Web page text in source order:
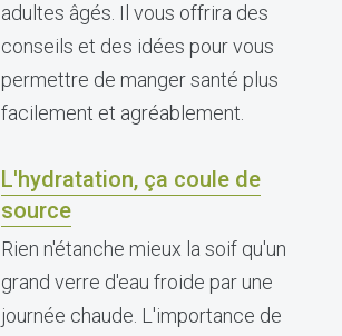
adultes âgés. Il vous offrira des
conseils et des idées pour vous
permettre de manger santé plus
facilement et agréablement.
L'hydratation, ça coule de
source
Rien n'étanche mieux la soif qu'un
grand verre d'eau froide par une
journée chaude. L'importance de